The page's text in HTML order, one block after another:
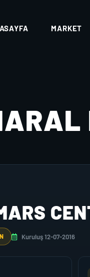
MARKET
Kuruluş 12-07-2016